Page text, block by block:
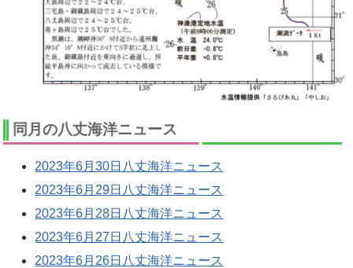
同月の八丈海洋ニュース
2023年6月30日八丈海洋ニュース
2023年6月29日八丈海洋ニュース
2023年6月28日八丈海洋ニュース
2023年6月27日八丈海洋ニュース
2023年6月26日八丈海洋ニュース